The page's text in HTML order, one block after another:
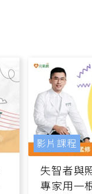
失智者與
影片課程